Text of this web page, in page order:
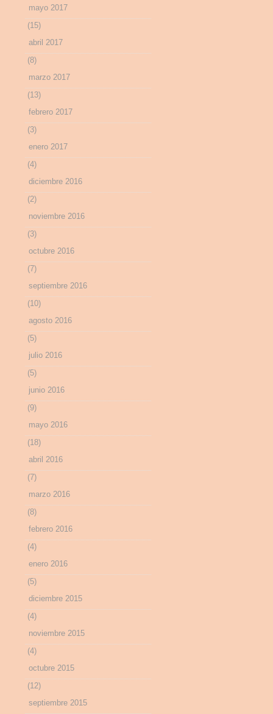
mayo 2017
(15)
abril 2017
(8)
marzo 2017
(13)
febrero 2017
(3)
enero 2017
(4)
diciembre 2016
(2)
noviembre 2016
(3)
octubre 2016
(7)
septiembre 2016
(10)
agosto 2016
(5)
julio 2016
(5)
junio 2016
(9)
mayo 2016
(18)
abril 2016
(7)
marzo 2016
(8)
febrero 2016
(4)
enero 2016
(5)
diciembre 2015
(4)
noviembre 2015
(4)
octubre 2015
(12)
septiembre 2015